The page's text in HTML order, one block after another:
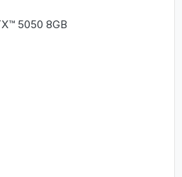
5050 8GB